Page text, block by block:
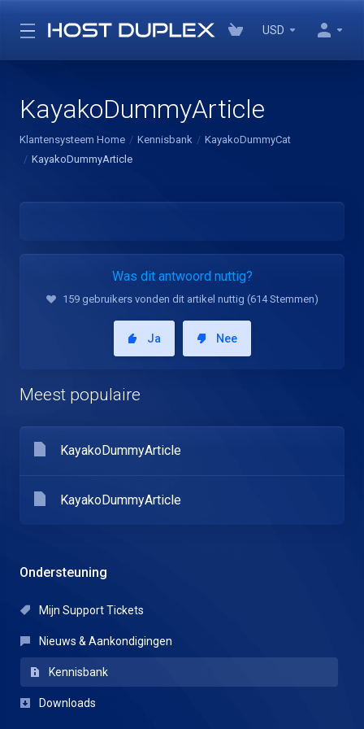
USD
KayakoDummyArticle
Klantensysteem Home Kennisbank
KayakoDummyCat
KayakoDummyArticle
Ondersteuning
Mijn Support Tickets
Nieuws & Aankondigingen
Kennisbank
Downloads
Was dit antwoord nuttig?
159 gebruikers vonden dit artikel nuttig (614 Stemmen)
Ja Nee
Meest populaire
KayakoDummyArticle
KayakoDummyArticle